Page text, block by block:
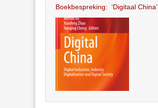
Boekbespreking: ‘Digitaal China’